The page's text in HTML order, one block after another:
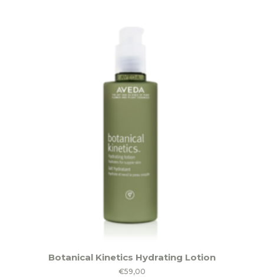
Botanical Kinetics Hydrating Lotion
€59,00